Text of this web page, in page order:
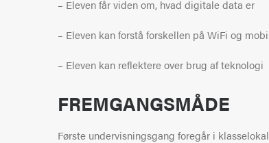
– Eleven får viden om, hvad digitaledata er
– Eleven kan forstå forskellen på WiFi og
– Eleven kan reflektereover brug af teknologi
FREMGANGSMÅDE
Første undervisningsgang foregår i